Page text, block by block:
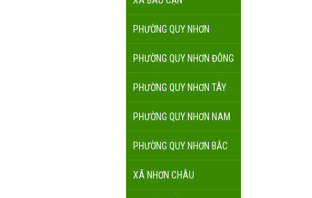
PHƯỜNG QUY NHƠN
PHƯỜNG QUY NHƠN ĐÔNG
PHƯỜNG QUY NHƠN TÂY
PHƯỜNG QUY NHƠN NAM
PHƯỜNG QUY NHƠN BẮC
XÃ NHƠN CHÂU